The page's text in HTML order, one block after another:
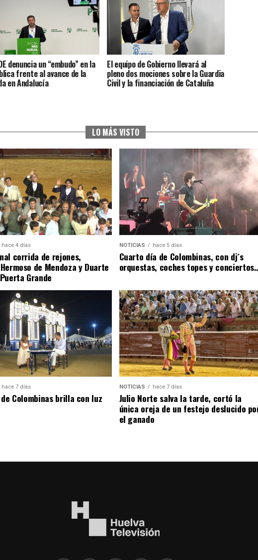
denuncia un “embudo” en la
frente al avance de la
en Andalucía
El equipo de Gobierno llevará al
pleno dos mociones sobre la Guardia
Civil y la financiación de Cataluña
LO MÁS VISTO
hace 4 días
corrida de rejones,
de Mendoza y Duarte
Grande
NOTICIAS hace 5 días
Cuarto día de Colombinas, con dj´s
orquestas, coches topes y
hace 7 días
de Colombinas brilla con luz
NOTICIAS hace 7 días
Julio Norte salva la tarde, cortó la
única oreja de un festejo deslucido
el ganado